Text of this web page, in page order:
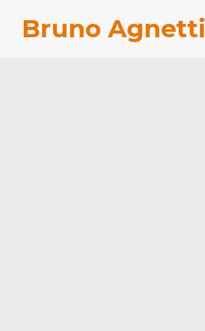
Bruno Agnetti